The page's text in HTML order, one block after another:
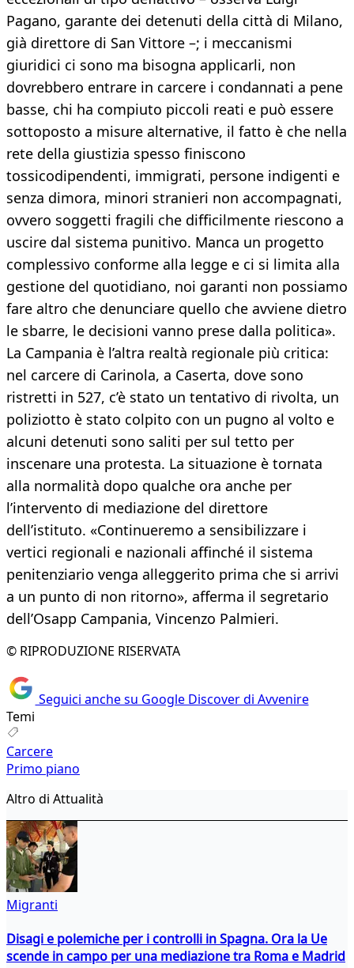
Pagano, garante dei detenuti della città di Milano,
già direttore di San Vittore –; i meccanismi
giuridici ci sono ma bisogna applicarli, non
dovrebbero entrare in carcere i condannati a pene
basse, chi ha compiuto piccoli reati e può essere
sottoposto a misure alternative, il fatto è che nella
rete della giustizia spesso finiscono
tossicodipendenti, immigrati, persone indigenti e
senza dimora, minori stranieri non accompagnati,
ovvero soggetti fragili che difficilmente riescono a
uscire dal sistema punitivo. Manca un progetto
complessivo conforme alla legge e ci si limita alla
gestione del quotidiano, noi garanti non possiamo
fare altro che denunciare quello che avviene dietro
le sbarre, le decisioni vanno prese dalla politica».
La Campania è l’altra realtà regionale più critica:
nel carcere di Carinola, a Caserta, dove sono
ristretti in 527, c’è stato un tentativo di rivolta, un
poliziotto è stato colpito con un pugno al volto e
alcuni detenuti sono saliti per sul tetto per
inscenare una protesta. La situazione è tornata
alla normalità dopo qualche ora anche per
l’intervento di mediazione del direttore
dell’istituto. «Continueremo a sensibilizzare i
vertici regionali e nazionali affinché il sistema
penitenziario venga alleggerito prima che si arrivi
a un punto di non ritorno», afferma il segretario
dell’Osapp Campania, Vincenzo Palmieri.
© RIPRODUZIONE RISERVATA
Seguici anche su Google Discover di Avvenire
Temi
Carcere
Primo piano
Altro di Attualità
Migranti
Disagi e polemiche per i controlli in Spagna. Ora la Ue
scende in campo per una mediazione tra Roma e Madrid